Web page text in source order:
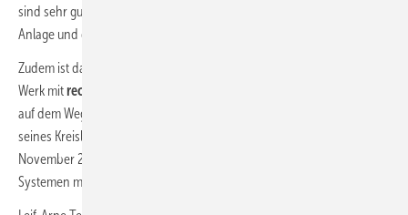
sind sehr gut. Je höher dieser Wert ist, desto effizienter arbeitet die
Anlage und das spiegelt sich im Stromverbrauch wider.
Zudem ist das
Werk mitrecyceltem Kältemittel
auf dem Weg in eine klimaneutrale Zukunft. Daikin setzt im Rahmen
seines Kreislaufwirtschaftsprogramms namens „L∞P by Daikin“ seit
November 2020 bei allen in Europa hergestellten und verkauften VRV-
Systemen mit dem Kältemittel R-410A aufbereitetes Kältemittel ein.